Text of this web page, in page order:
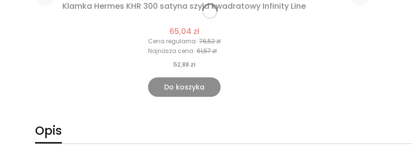
Klamka Hermes KHR 300 satyna szyld kwadratowy Infinity Line
65,04 zł
Cena regularna: 76,52 zł
Najniższa cena: 61,57 zł
52,88 zł
Do koszyka
Opis